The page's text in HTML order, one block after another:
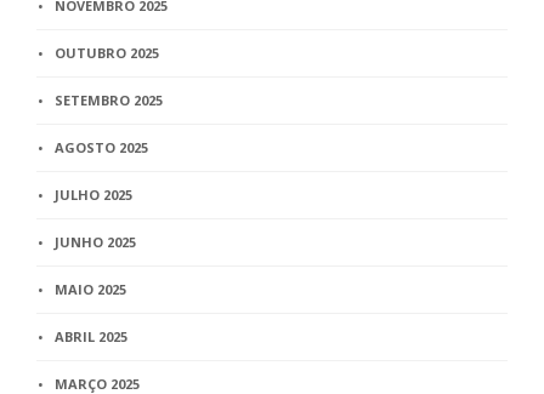
NOVEMBRO 2025
OUTUBRO 2025
SETEMBRO 2025
AGOSTO 2025
JULHO 2025
JUNHO 2025
MAIO 2025
ABRIL 2025
MARÇO 2025